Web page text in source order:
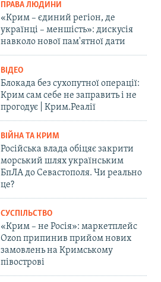
ПРАВА ЛЮДИНИ
«Крим – єдиний регіон, де
українці – меншість»: дискусія
навколо нової пам'ятної дати
ВІДЕО
Блокада без сухопутної операції:
Крим сам себе не заправить і не
прогодує | Крим.Реалії
ВІЙНА ТА КРИМ
Російська влада обіцяє закрити
морський шлях українським
БпЛА до Севастополя. Чи реально
це?
СУСПІЛЬСТВО
«Крим – не Росія»: маркетплейс
Ozon припинив прийом нових
замовлень на Кримському
півострові